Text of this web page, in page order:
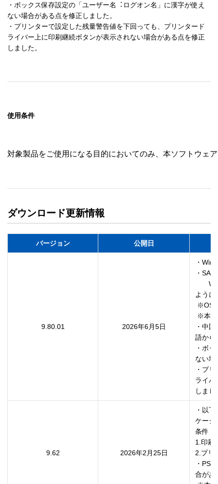
・ボックス保存設定の「ユーザー名︓ログオン名」に漢字が使え
ない場合がある点を修正しました。
・プリンターで設定した残量警告値を下回っても、プリンタード
ライバー上に印刷継続ボタンが表示されない場合がある点を修正
使用条件
対象製品をご使用になる目的においてのみ、本ソフトウェ
ダウンロード更新情報
バージョン 公開日
9.80.01 2026年6月5日
・
・
ように
・中
語から
・ボ
ない場
・プ
ライバ
9.62 2026年2月25日
・以
ケーシ
条件
1.印刷
2.プリ
・PS
合があ